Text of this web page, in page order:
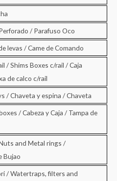
/ Parafuso Oco
levas / Came de Comando
/ Shims Boxes c/rail / Caja
de calco c/rail
/ Chaveta y espina / Chaveta
/ Cabeza y Caja / Tampa de
and Metal rings /
Bujao
/ Watertraps, filters and